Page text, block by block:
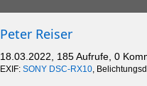
Peter Reiser
18.03.2022, 185 Aufrufe, 0
EXIF: SONY DSC-RX10,